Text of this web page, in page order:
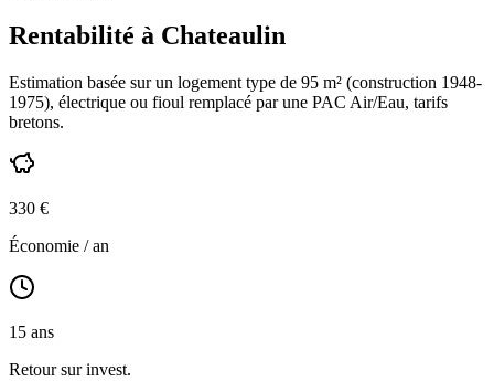
Rentabilité à Chateaulin
Estimation basée sur un logement type de 95 m² (construction 1948-
1975), électrique ou fioul remplacé par une PAC Air/Eau, tarifs
bretons.
330 €
Économie / an
15 ans
Retour sur invest.